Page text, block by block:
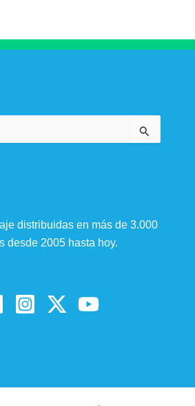
distribuidas en más de 3.000
desde 2005 hasta hoy.